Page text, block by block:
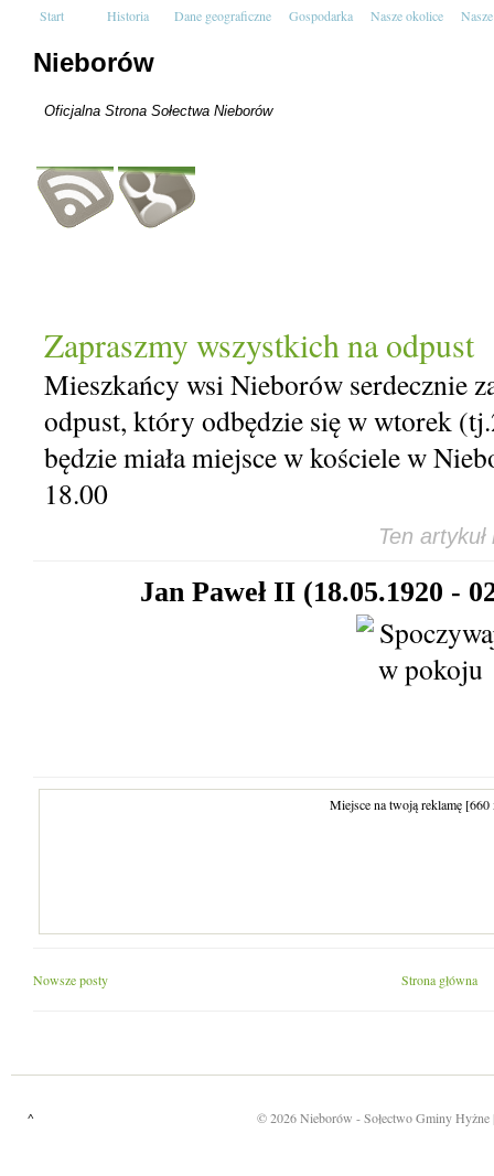
Start Historia Dane geograficzne Gospodarka Nasze okolice
Nieborów
Oficjalna Strona Sołectwa Nieborów
Zapraszmy wszystkich na odpust
Mieszkańcy wsi Nieborów serdecznie
odpust, który odbędzie się w wtorek
będzie miała miejsce w kościele w
18.00
Ten
Jan Paweł II (18.05.1920 -
Miejsce na twoją reklamę
Nowsze posty Strona główna
©2026Nieborów - Sołectwo Gminy
^